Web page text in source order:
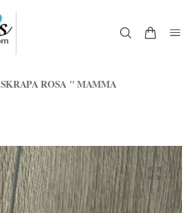
SKRAPA ROSA " MAMMA